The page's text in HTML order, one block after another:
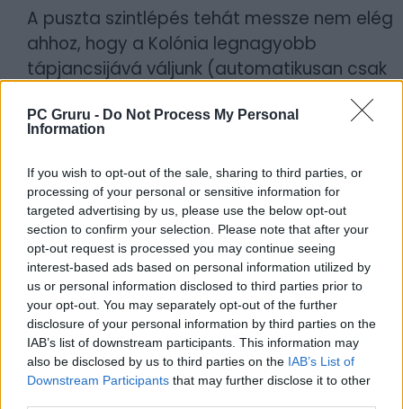
PC Gruru - Do Not Process My Personal
Information
If you wish to opt-out of the sale, sharing to third parties, or
processing of your personal or sensitive information for
targeted advertising by us, please use the below opt-out
section to confirm your selection. Please note that after your
opt-out request is processed you may continue seeing
interest-based ads based on personal information utilized by
us or personal information disclosed to third parties prior to
your opt-out. You may separately opt-out of the further
disclosure of your personal information by third parties on the
IAB’s list of downstream participants. This information may
also be disclosed by us to third parties on the IAB’s List of
Downstream Participants that may further disclose it to other
A puszta szintlépés tehát messze nem elég
ahhoz, hogy a Kolónia legnagyobb
tápjancsijává váljunk (automatikusan csak
az életerő növekszik), az előrébb jutáshoz
muszáj megkeresni a tanárokat, akik aztán
tudásukat. Tovább bonyolíthatja az XP-vel
és a vagyonnal történő zsonglőrködést,
hogy bár egyes jártasságok biztos
jövedelemforrást jelentenek, azokat előbb
el kell sajátítani. Hamar összefuthatunk
például olyan vadászokkal, akik némi ércért
cserébe elárulják, hogyan távolíthatunk el
fogakat és karmokat, ám ha még előtte
megritkítottuk a térség élővilágát, nem
sokra megyünk az újonnan szerzett